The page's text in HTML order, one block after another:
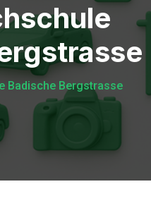
Badische Bergstrasse